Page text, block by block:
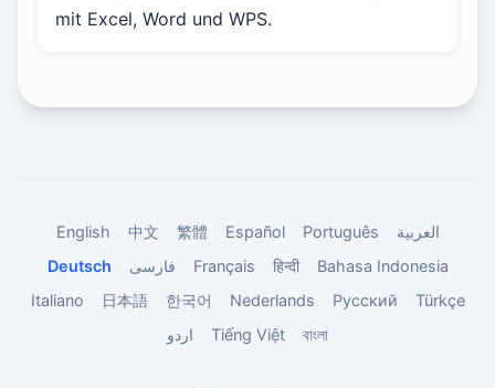
mit Excel, Word und WPS.
English 中文 繁體 Español Português
العربية
Deutsch
فارسی Français हिन्दी
Bahasa Indonesia
Italiano
日本語 한국어 Nederlands Русский
Türkçe
اردو
Tiếng Việt বাংলা